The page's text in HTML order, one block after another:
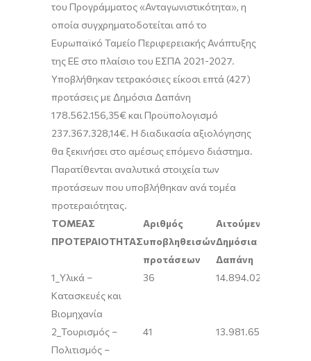
του Προγράμματος «Ανταγωνιστικότητα», η
οποία συγχρηματοδοτείται από το
Ευρωπαϊκό Ταμείο Περιφερειακής Ανάπτυξης
της ΕΕ στο πλαίσιο του ΕΣΠΑ 2021-2027.
Υποβλήθηκαν τετρακόσιες είκοσι επτά (427)
προτάσεις με Δημόσια Δαπάνη
178.562.156,35€ και Προϋπολογισμό
237.367.328,14€. Η διαδικασία αξιολόγησης
θα ξεκινήσει στο αμέσως επόμενο διάστημα.
Παρατίθενται αναλυτικά στοιχεία των
προτάσεων που υποβλήθηκαν ανά τομέα
προτεραιότητας.
ΤΟΜΕΑΣ
ΠΡΟΤΕΡΑΙΟΤΗΤΑΣ
Αριθμός
υποβληθεισών
προτάσεων
Αιτούμενη
Δημόσια
Δαπάνη
1_Υλικά –
Κατασκευές και
Βιομηχανία
36 14.894.023,01
2_Τουρισμός –
Πολιτισμός –
41 13.981.655,02